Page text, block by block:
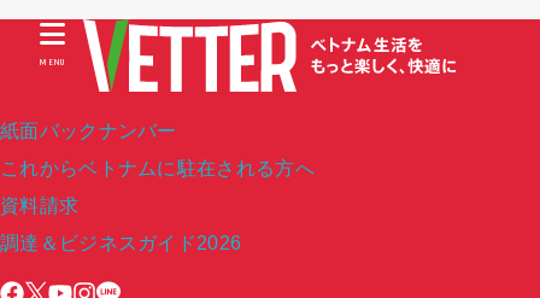
紙面バックナンバー
これからベトナムに駐在される方へ
資料請求
調達＆ビジネスガイド2026
MENU